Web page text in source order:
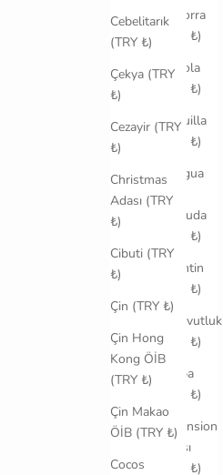
Cebelitarık
(TRY ₺)
Çekya (TRY
₺)
Cezayir (TRY
₺)
Christmas
Adası (TRY
₺)
Cibuti (TRY
₺)
Çin (TRY ₺)
Çin Hong
Kong ÖİB
(TRY ₺)
Çin Makao
ÖİB (TRY ₺)
Cocos
Andorra
(TRY ₺)
Angola
(TRY ₺)
Anguilla
(TRY ₺)
Antigua
ve
Barbuda
(TRY ₺)
Arjantin
(TRY ₺)
Arnavutluk
(TRY ₺)
Aruba
(TRY ₺)
Ascension
Adası
(TRY ₺)